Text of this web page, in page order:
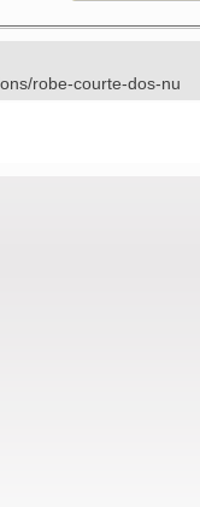
robe-courte-dos-nu